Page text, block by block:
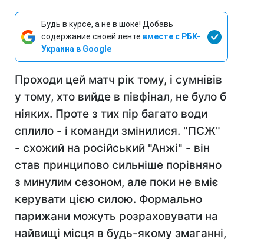
Будь в курсе, а не в шоке! Добавь
содержание своей ленте вместе с РБК-
Украина в Google
Проходи цей матч рік тому, і сумнівів
у тому, хто вийде в півфінал, не було б
ніяких. Проте з тих пір багато води
сплило - і команди змінилися. "ПСЖ"
- схожий на російський "Анжі" - він
став принципово сильніше порівняно
з минулим сезоном, але поки не вміє
керувати цією силою. Формально
парижани можуть розраховувати на
найвищі місця в будь-якому змаганні,